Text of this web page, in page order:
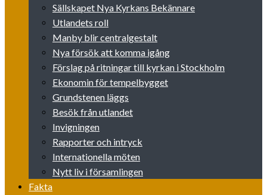
Sällskapet Nya Kyrkans Bekännare
Utlandets roll
Manby blir centralgestalt
Nya försök att komma igång
Förslag på ritningar till kyrkan i Stockholm
Ekonomin för tempelbygget
Grundstenen läggs
Besök från utlandet
Invigningen
Rapporter och intryck
Internationella möten
Nytt liv i församlingen
Fakta